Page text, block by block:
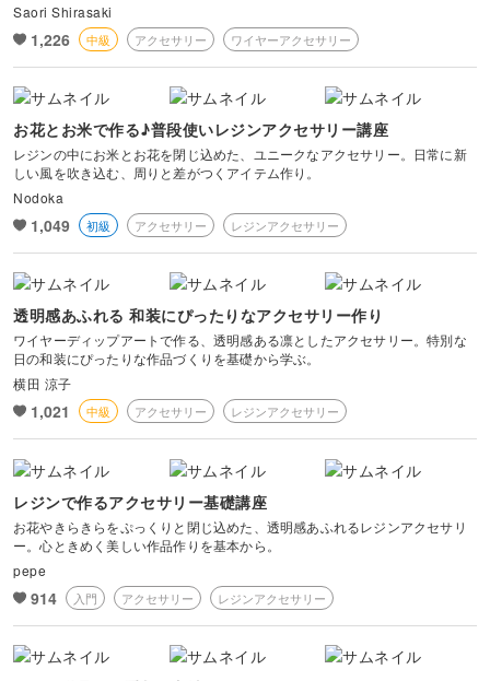
Saori Shirasaki
1,226 中級 アクセサリー ワイヤーアクセサリー
お花とお米で作る♪普段使いレジンアクセサリー講座
レジンの中にお米とお花を閉じ込めた、ユニークなアクセサリー。日常に新
しい風を吹き込む、周りと差がつくアイテム作り。
Nodoka
1,049 初級 アクセサリー レジンアクセサリー
透明感あふれる 和装にぴったりなアクセサリー作り
ワイヤーディップアートで作る、透明感ある凛としたアクセサリー。特別な
日の和装にぴったりな作品づくりを基礎から学ぶ。
横田 涼子
1,021 中級 アクセサリー レジンアクセサリー
レジンで作るアクセサリー基礎講座
お花やきらきらをぷっくりと閉じ込めた、透明感あふれるレジンアクセサリ
ー。心ときめく美しい作品作りを基本から。
pepe
914 入門 アクセサリー レジンアクセサリー